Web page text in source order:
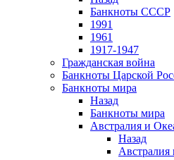
Банкноты СССР
1991
1961
1917-1947
Гражданская война
Банкноты Царской
Банкноты мира
Назад
Банкноты мира
Австралия и
Назад